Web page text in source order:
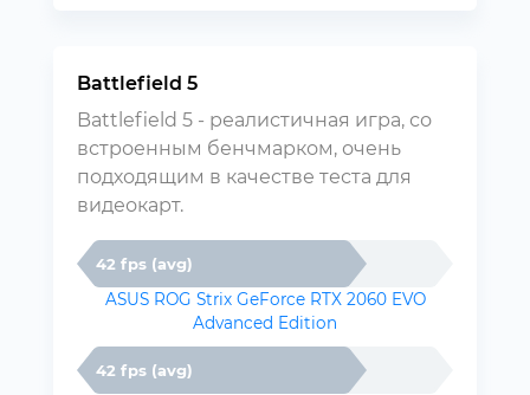
Battlefield 5
Battlefield 5 - реалистичная игра, со
встроенным бенчмарком, очень
подходящим в качестве теста для
видеокарт.
42 fps (avg)
ASUS ROG Strix GeForce RTX 2060 EVO
Advanced Edition
42 fps (avg)